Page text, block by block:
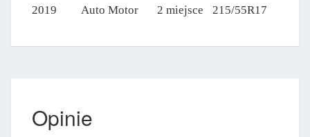
2019
Auto Motor 2 miejsce 215/55R17
Opinie